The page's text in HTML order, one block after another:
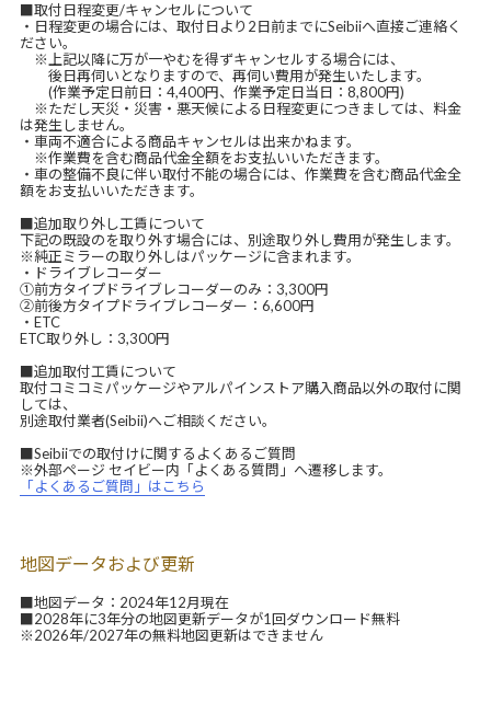
■取付日程変更/キャンセルについて
・日程変更の場合には、取付日より2日前までにSeibiiへ直接ご連絡く
ださい。
※上記以降に万が一やむを得ずキャンセルする場合には、
後日再伺いとなりますので、再伺い費用が発生いたします。
(作業予定日前日：4,400円、作業予定日当日：8,800円)
※ただし天災・災害・悪天候による日程変更につきましては、料金
は発生しません。
・車両不適合による商品キャンセルは出来かねます。
※作業費を含む商品代金全額をお支払いいただきます。
・車の整備不良に伴い取付不能の場合には、作業費を含む商品代金全
額をお支払いいただきます。
■追加取り外し工賃について
下記の既設のを取り外す場合には、別途取り外し費用が発生します。
※純正ミラーの取り外しはパッケージに含まれます。
・ドライブレコーダー
①前方タイプドライブレコーダーのみ：3,300円
②前後方タイプドライブレコーダー：6,600円
・ETC
ETC取り外し：3,300円
■追加取付工賃について
取付コミコミパッケージやアルパインストア購入商品以外の取付に関
しては、
別途取付業者(Seibii)へご相談ください。
■Seibiiでの取付けに関するよくあるご質問
※外部ページ セイビー内「よくある質問」へ遷移します。
「よくあるご質問」はこちら
地図データおよび更新
■地図データ：2024年12月現在
■2028年に3年分の地図更新データが1回ダウンロード無料
※2026年/2027年の無料地図更新はできません